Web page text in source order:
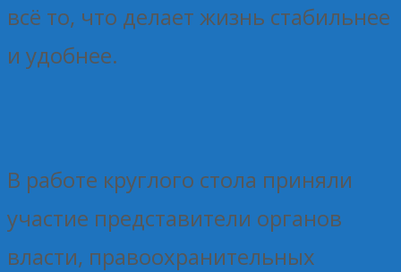
всё то, что делает жизнь стабильнее
и удобнее.
В работе круглого стола приняли
участие представители органов
власти, правоохранительных